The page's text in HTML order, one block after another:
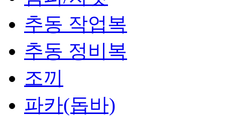
추동 작업복
추동 정비복
조끼
파카(돕바)